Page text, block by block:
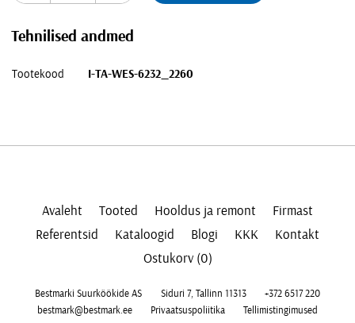
Tehnilised andmed
Tootekood I-TA-WES-6232_2260
Avaleht Tooted Hooldus ja remont
Firmast
Referentsid
Kataloogid Blogi KKK
Kontakt
Ostukorv (0)
Bestmarki Suurköökide AS Siduri 7, Tallinn 11313
+372 6517 220
bestmark@bestmark.ee
Privaatsuspoliitika Tellimistingimused